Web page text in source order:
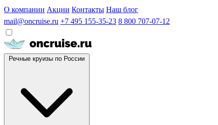
О компании Акции Контакты Наш блог
mail@oncruise.ru +7 495 155-35-23 8 800 707-07-12